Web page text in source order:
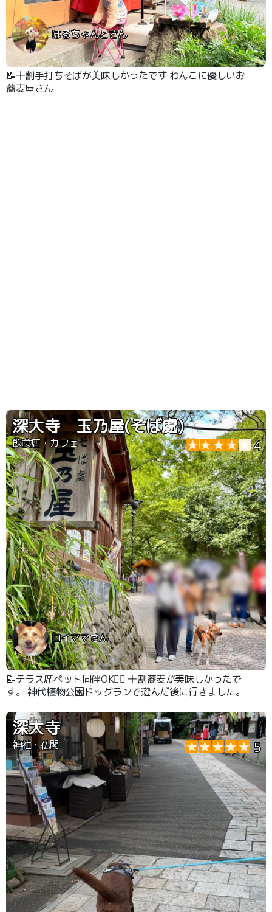
はるちゃんとさん
📝十割手打ちそばが美味しかったです わんこに優しいお
蕎麦屋さん
深大寺 玉乃屋(そば處)
飲食店・カフェ 4
ロイママさん
📝テラス席ペット同伴OK🙆‍♀️ 十割蕎麦が美味しかったで
す。 神代植物公園ドッグランで遊んだ後に行きました。
深大寺
神社・仏閣 5